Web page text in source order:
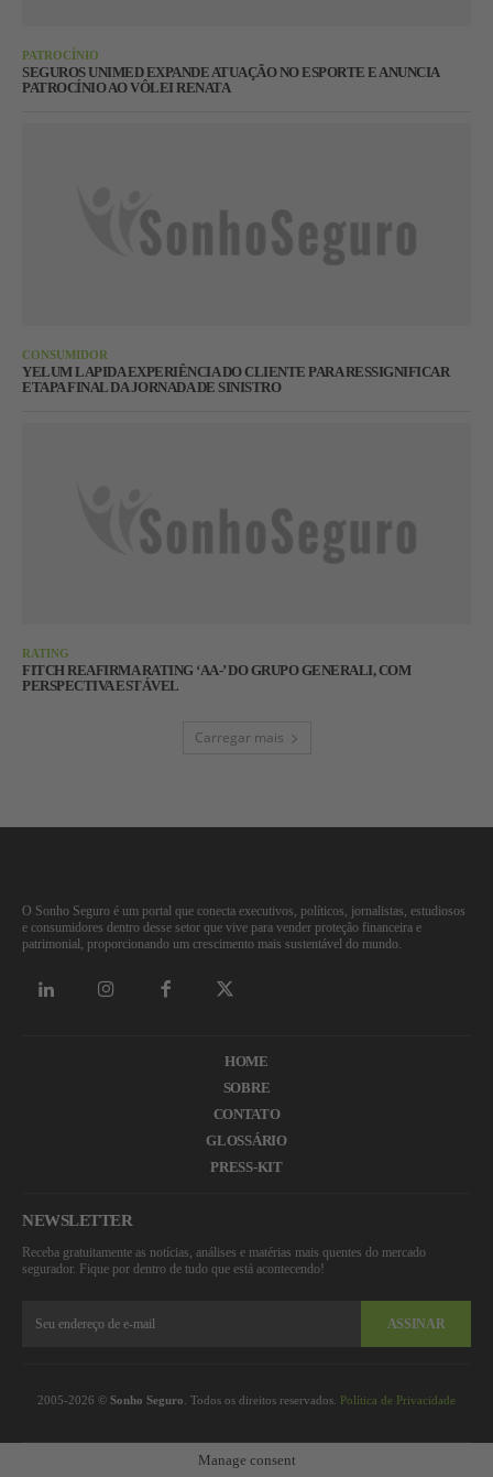
PATROCÍNIO
SEGUROS UNIMED EXPANDE ATUAÇÃO NO ESPORTE E ANUNCIA
PATROCÍNIO AO VÔLEI RENATA
CONSUMIDOR
YELUM LAPIDA EXPERIÊNCIA DO CLIENTE PARA RESSIGNIFICAR
ETAPA FINAL DA JORNADA DE SINISTRO
RATING
FITCH REAFIRMA RATING ‘AA-’ DO GRUPO GENERALI, COM
PERSPECTIVA ESTÁVEL
Carregar mais
O Sonho Seguro é um portal que conecta executivos, políticos, jornalistas, estudiosos
e consumidores dentro desse setor que vive para vender proteção financeira e
patrimonial, proporcionando um crescimento mais sustentável do mundo.
HOME
SOBRE
CONTATO
GLOSSÁRIO
PRESS-KIT
NEWSLETTER
Receba gratuitamente as notícias, análises e matérias mais quentes do mercado
segurador. Fique por dentro de tudo que está acontecendo!
ASSINAR
2005-2026 © Sonho Seguro . Todos os direitos reservados. Política de Privacidade
Manage consent